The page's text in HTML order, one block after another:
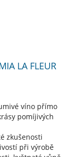
LA FLEUR
víno přímo
pomíjivých
zkušenosti
při výrobě